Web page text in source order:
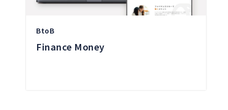
BtoB
Finance Money